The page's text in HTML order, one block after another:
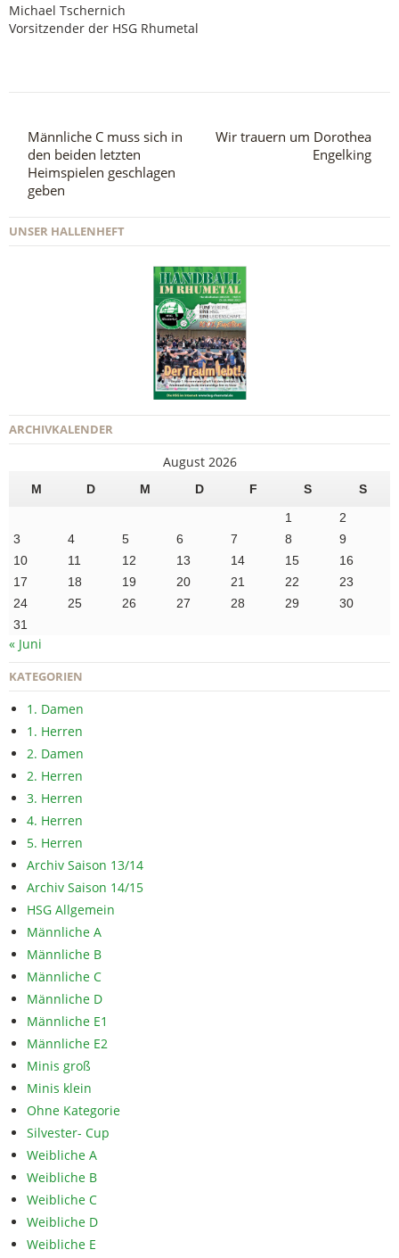
Michael Tschernich
Vorsitzender der HSG Rhumetal
Männliche C muss sich in
den beiden letzten
Heimspielen geschlagen
geben
Wir trauern um Dorothea
Engelking
UNSER HALLENHEFT
ARCHIVKALENDER
August 2026
M D M D F S
S
1
2
3
4 5 6 7 8
9
10
11 12 13 14 15
16
17
18 19 20 21 22
23
24
25 26 27 28 29
30
31
« Juni
KATEGORIEN
1. Damen
1. Herren
2. Damen
2. Herren
3. Herren
4. Herren
5. Herren
Archiv Saison 13/14
Archiv Saison 14/15
HSG Allgemein
Männliche A
Männliche B
Männliche C
Männliche D
Männliche E1
Männliche E2
Minis groß
Minis klein
Ohne Kategorie
Silvester- Cup
Weibliche A
Weibliche B
Weibliche C
Weibliche D
Weibliche E